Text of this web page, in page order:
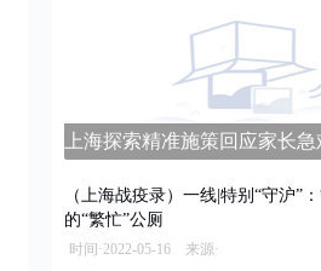
（上海战疫录）一线|特别“守沪”
的“繁忙”公厕
时间·2022-05-16 来源·